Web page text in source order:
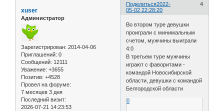
Поделиться 4
2022-
05-02 22:28:20
xuser
Администратор
Зарегистрирован: 2014-04-06
Приглашений: 0
Сообщений: 12111
Уважение: +3655
Позитив: +4528
Провел на форуме:
7 месяцев 3 дня
Последний визит:
2026-07-21 14:23:53
Во втором туре девушки
проиграли с минимальным
счетом, мужчины выиграли
4:0
В третьем туре мужчины
играют с фаворитами -
командой Новосибирской
области, девушки с командой
Белгородской области
0